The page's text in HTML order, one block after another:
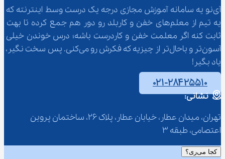
آی‌نو یه سامانه آموزش مجازی درجه یک درست وسط اینترنته که
یه تیم از معلم‌‌های خفن و کاربلد رو دور هم جمع کرده تا بهت
ثابت کنه اگر معلمت خفن و کاردرست باشه؛ درس خوندن خیلی
آسون‌تر و باحال‌تر از چیزیه که فکرش رو می‌کنی. پس سخت نگیر،
یاد بگیر!
۰۲۱-۲۸۴۲۵۵۱۰
نشانی:
تهران، میدان عطار، خیابان عطار، پلاک 26، ساختمان پروین
اعتصامی، طبقه 3
کجا می‌ری؟